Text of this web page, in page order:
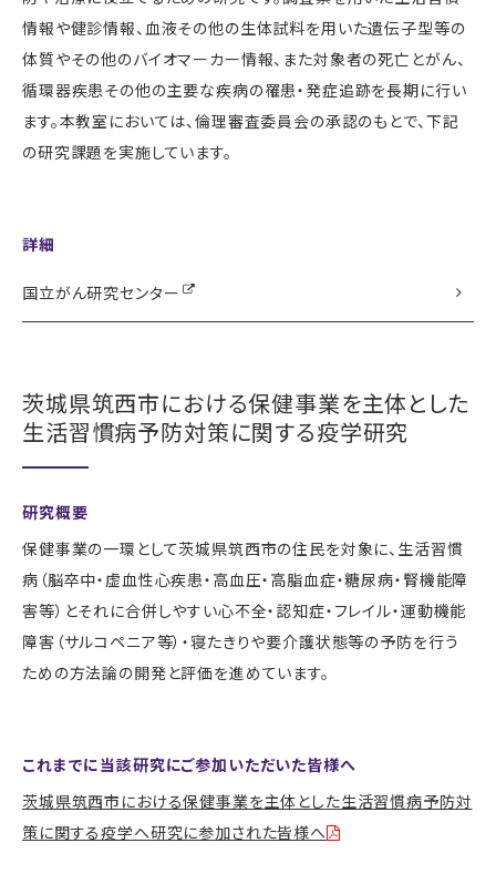
情報や健診情報、血液その他の生体試料を用いた遺伝子型等の
体質やその他のバイオマーカー情報、また対象者の死亡とがん、
循環器疾患その他の主要な疾病の罹患・発症追跡を長期に行い
ます。本教室においては、倫理審査委員会の承認のもとで、下記
の研究課題を実施しています。
詳細
国立がん研究センター
茨城県筑西市における保健事業を主体とした
生活習慣病予防対策に関する疫学研究
研究概要
保健事業の一環として茨城県筑西市の住民を対象に、生活習慣
病（脳卒中・虚血性心疾患・高血圧・高脂血症・糖尿病・腎機能障
害等）とそれに合併しやすい心不全・認知症・フレイル・運動機能
障害（サルコペニア等）・寝たきりや要介護状態等の予防を行う
ための方法論の開発と評価を進めています。
これまでに当該研究にご参加いただいた皆様へ
茨城県筑西市における保健事業を主体とした生活習慣病予防対
策に関する疫学へ研究に参加された皆様へ